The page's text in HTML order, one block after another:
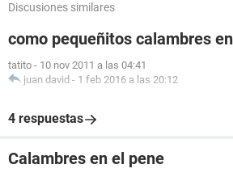
Discusiones similares
como pequeñitos calambres
tatito - 10 nov 2011 a las 04:41
juan david - 1 feb 2016 a las 20:12
4 respuestas
Calambres en el pene